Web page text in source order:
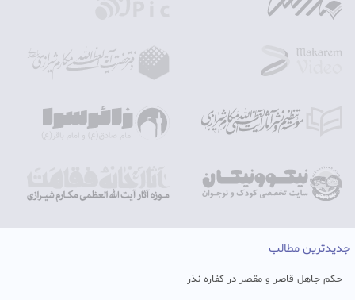
جدیدترین مطالب
حکم جاهل قاصر و مقصر در کفاره نذر